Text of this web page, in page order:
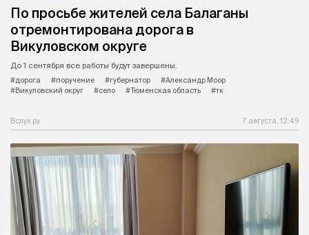
По просьбе жителей села Балаганы
отремонтирована дорога в
Викуловском округе
До 1 сентября все работы будут завершены.
#дорога
#поручение #губернатор
#Александр Моор
#Викуловский округ
#село #Тюменская область #тк
Вслух.ру 7 августа, 12:49